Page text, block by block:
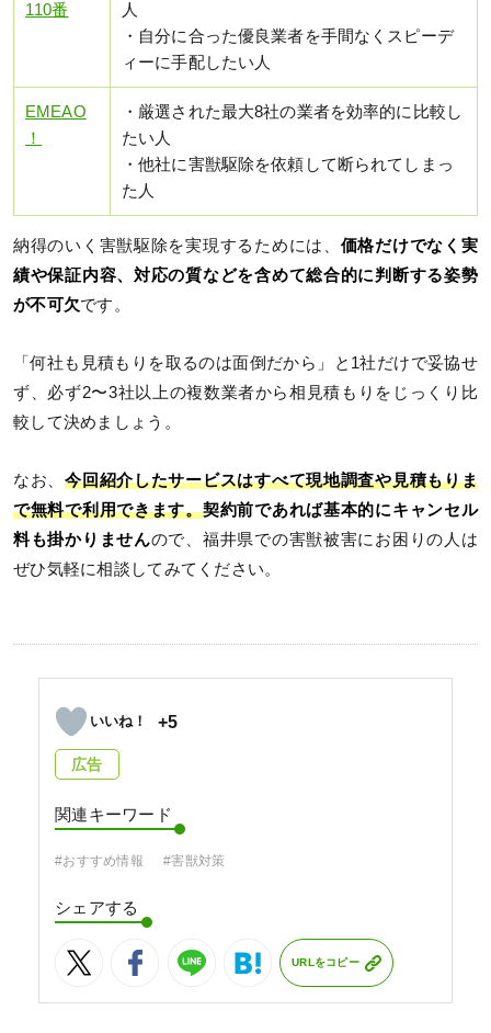
110番
人
・自分に合った優良業者を手間なくスピーデ
ィーに手配したい人
EMEAO
！
・厳選された最大8社の業者を効率的に比較し
たい人
・他社に害獣駆除を依頼して断られてしまっ
た人
納得のいく害獣駆除を実現するためには、 価格だけでなく実
績や保証内容、対応の質などを含めて総合的に判断する姿勢
が不可欠です。
「何社も見積もりを取るのは面倒だから」と1社だけで妥協せ
ず、必ず2〜3社以上の複数業者から相見積もりをじっくり比
較して決めましょう。
なお、今回紹介したサービスはすべて現地調査や見積もりま
で無料で利用できます。契約前であれば基本的にキャンセル
料も掛かりませんので、福井県での害獣被害にお困りの人は
ぜひ気軽に相談してみてください。
+5
広告
関連キーワード
#おすすめ情報 #害獣対策
シェアする
URLをコピー